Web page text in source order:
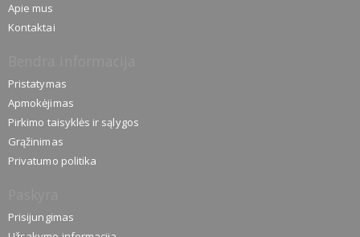
Apie mus
Kontaktai
Pristatymas
Apmokėjimas
Pirkimo taisyklės ir sąlygos
Grąžinimas
Privatumo politika
Prisijungimas